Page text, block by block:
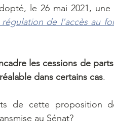
le 26 mai 2021, une
de l'accès au
les cessions de
dans certains cas.
de cette proposition
au Sénat?